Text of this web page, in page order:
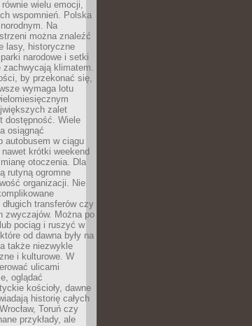
wielu emocji,
wspomnień. Polska
Na
można znaleźć
lasy, historyczne
narodowe i setki
klimatem.
by przekonać się,
wymaga lotu
zalet
dostępność. Wiele
osiągnąć
autobusem w ciągu
krótki weekend
otoczenia. Dla
rutyną ogromne
organizacji. Nie
transferów czy
zwyczajów. Można po
pociąg i ruszyć w
od dawna były na
także niezwykle
i kulturowe. W
ulicami
oglądać
kościoły, dawne
historię całych
Toruń czy
przykłady, ale